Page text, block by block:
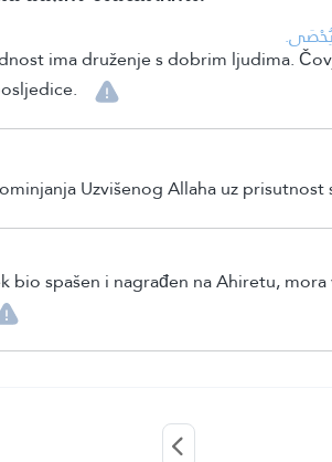
يُحْصَى.
ima druženje s dobrim ljudima.
Uzvišenog Allaha uz
bio spašen i nagrađen na Ahiretu,